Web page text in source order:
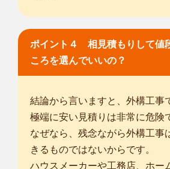
ポイント４ 相見積もりして値
ころを選んでいいの？
結論から言いますと、外構工事
極端に安い見積りは非常に危険
なぜなら、残念ながら外構工事
きるものではないからです。
ハウスメーカーや工務店、ホー